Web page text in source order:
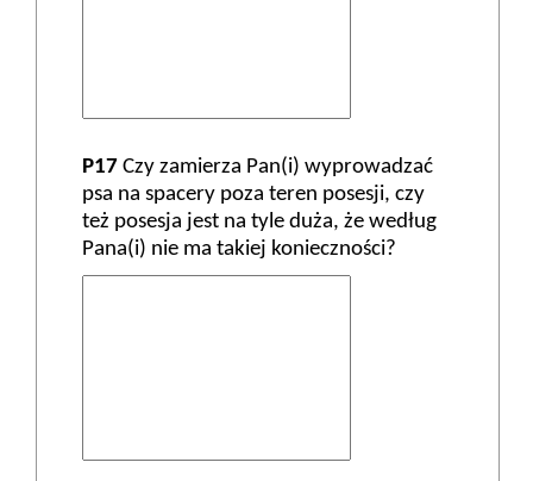
P17 Czy zamierza Pan(i) wyprowadzać
psa na spacery poza teren posesji, czy
też posesja jest na tyle duża, że według
Pana(i) nie ma takiej konieczności?